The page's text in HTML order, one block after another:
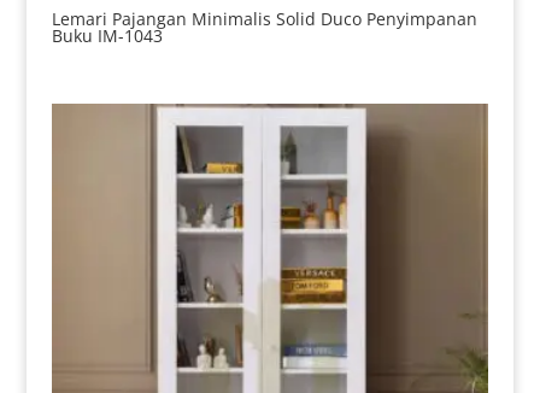
Lemari Pajangan Minimalis Solid Duco Penyimpanan
Buku IM-1043